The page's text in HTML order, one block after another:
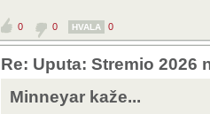
0 0 HVALA 0
Re: Uputa: Stremio 2026
Minneyar kaže...